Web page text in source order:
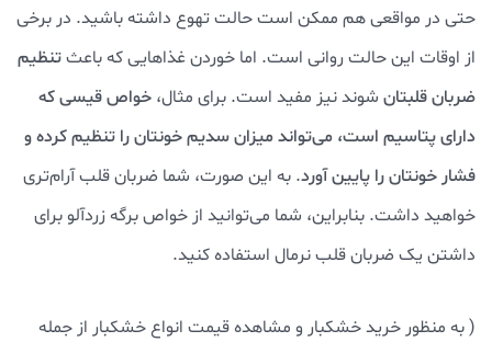
حتی در مواقعی هم ممکن است حالت تهوع داشته باشید. در برخی
از اوقات این حالت روانی است. اما خوردن غذاهایی که باعثتنظیم
ضربان قلبتان شوند نیز مفید است. برای مثال، خواص قیسی که
دارای پتاسیم است، می‌تواند میزان سدیم خونتان را تنظیم کرده و
فشار خونتان را پایین آورد. به این صورت، شما ضربان قلب آرام‌تری
خواهید داشت. بنابراین، شما می‌توانید از خواص برگه زردآلو برای
داشتن یک ضربان قلب نرمال استفاده کنید.
( به منظور خرید خشکبار و مشاهده قیمت انواع خشکبار از جمله